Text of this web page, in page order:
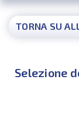
TORNA SU
Selezione